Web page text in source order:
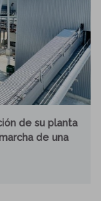
de su planta
de una